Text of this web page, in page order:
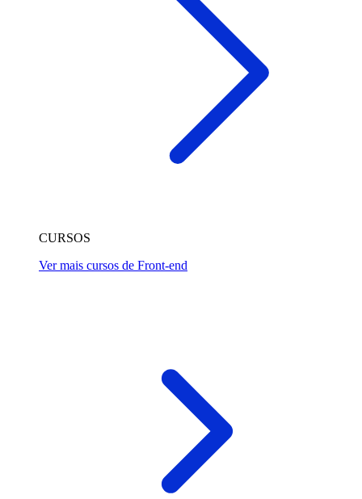
CURSOS
Ver mais cursos de Front-end